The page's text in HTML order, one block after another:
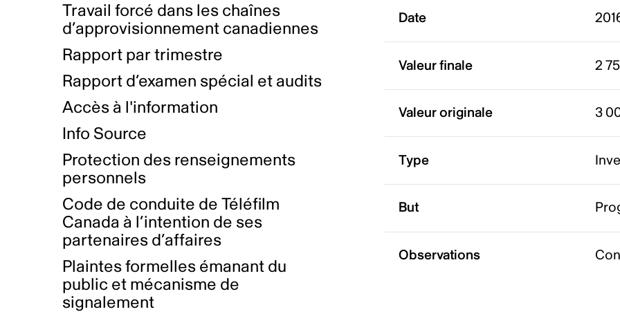
Travail forcé dans les chaînes
d’approvisionnement canadiennes
Rapport par trimestre
Rapport d’examen spécial et audits
Accès à l'information
Info Source
Protection des renseignements
personnels
Code de conduite de Téléfilm
Canada à l’intention de ses
partenaires d’affaires
Plaintes formelles émanant du
public et mécanisme de
signalement
Date
Valeur finale 2
Valeur originale 3
Type
But
Observations